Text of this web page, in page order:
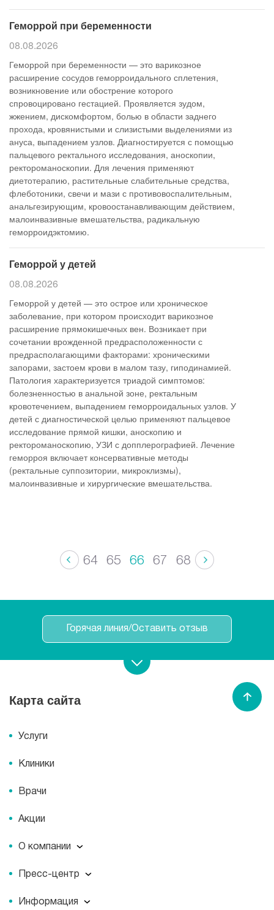
Геморрой при беременности
08.08.2026
Геморрой при беременности — это варикозное
расширение сосудов геморроидального сплетения,
возникновение или обострение которого
спровоцировано гестацией. Проявляется зудом,
жжением, дискомфортом, болью в области заднего
прохода, кровянистыми и слизистыми выделениями из
ануса, выпадением узлов. Диагностируется с помощью
пальцевого ректального исследования, аноскопии,
ректороманоскопии. Для лечения применяют
диетотерапию, растительные слабительные средства,
флеботоники, свечи и мази с противовоспалительным,
анальгезирующим, кровоостанавливающим действием,
малоинвазивные вмешательства, радикальную
геморроидэктомию.
Геморрой у детей
08.08.2026
Геморрой у детей — это острое или хроническое
заболевание, при котором происходит варикозное
расширение прямокишечных вен. Возникает при
сочетании врожденной предрасположенности с
предрасполагающими факторами: хроническими
запорами, застоем крови в малом тазу, гиподинамией.
Патология характеризуется триадой симптомов:
болезненностью в анальной зоне, ректальным
кровотечением, выпадением геморроидальных узлов. У
детей с диагностической целью применяют пальцевое
исследование прямой кишки, аноскопию и
ректороманоскопию, УЗИ с допплерографией. Лечение
геморроя включает консервативные методы
(ректальные суппозитории, микроклизмы),
малоинвазивные и хирургические вмешательства.
64 65 66 67 68
Горячая линия/Оставить отзыв
Записаться на прием
Карта сайта
Услуги
Клиники
Врачи
Акции
О компании
О компании
История
Пресс-центр
Пресс-центр
Информация